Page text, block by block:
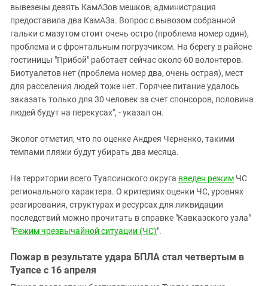
вывезены девять КамАЗов мешков, администрация
предоставила два КамАЗа. Вопрос с вывозом собранной
гальки с мазутом стоит очень остро (проблема номер один),
проблема и с фронтальным погрузчиком. На берегу в районе
гостиницы "Прибой" работает сейчас около 60 волонтеров.
Биотуалетов нет (проблема номер два, очень острая), мест
для расселения людей тоже нет. Горячее питание удалось
заказать только для 30 человек за счет спонсоров, половина
людей будут на перекусах", - указал он.
Эколог отметил, что по оценке Андрея Черненко, такими
темпами пляжи будут убирать два месяца.
На территории всего Туапсинского округа введен режим ЧС
регионального характера. О критериях оценки ЧС, уровнях
реагирования, структурах и ресурсах для ликвидации
последствий можно прочитать в справке "Кавказского узла"
"Режим чрезвычайной ситуации (ЧС)".
Пожар в результате удара БПЛА стал четвертым в
Туапсе с 16 апреля